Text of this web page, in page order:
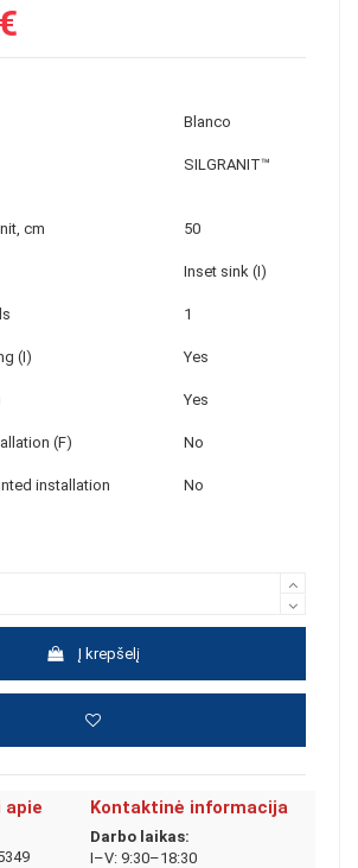
Blanco
SILGRANIT™
cm 50
Inset sink (I)
1
(I) Yes
Yes
(F) No
installation No
Į krepšelį
Kontaktinė informacija
Darbo laikas:
I–V: 9:30–18:30